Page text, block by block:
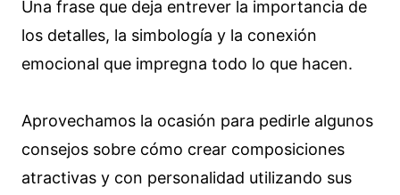
Una frase que deja entrever la importancia de
los detalles, la simbología y la conexión
emocional que impregna todo lo que hacen.
Aprovechamos la ocasión para pedirle algunos
consejos sobre cómo crear composiciones
atractivas y con personalidad utilizando sus